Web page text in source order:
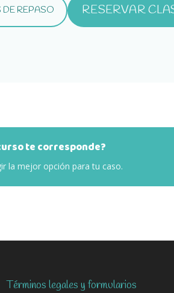
DE REPASO
(SE ABRE EN UNA PESTAÑA NUEVA)
RESERVAR
te corresponde?
la mejor opción para tu caso.
Términos legales y formularios